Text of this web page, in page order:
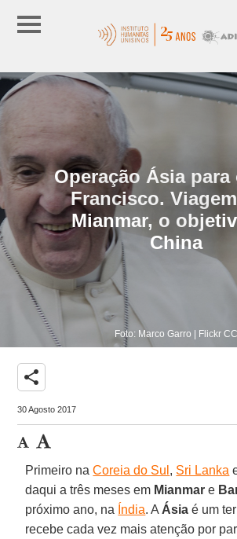
Operação Ásia para
Francisco.
Mianmar, o
China
Foto: Marco Garro | Flickr CC
share
30 Agosto 2017
Primeiro naCoreia do Sul , Sri Lanka
daqui a três meses em Mianmar e
próximo ano, na Índia. A Ásia é um
recebe cada vez mais atenção por